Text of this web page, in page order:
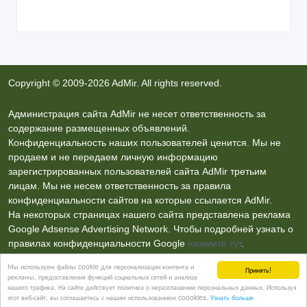
Принять!
Мы используем файлы cookie для персонализации контента и
рекламы, предоставления функций социальных сетей и анализа
нашего трафика. На сайте действует политика о неразглашении персональных данных. Используя
этот веб-сайт, вы соглашаетесь с нашим использованием coookies. Узнать больше
Copyright © 2009-2026 AdMir. All rights reserved.
Администрация сайта AdMir не несет ответственность за
содержание размещенных объявлений.
Конфиденциальность наших пользователей ценится. Мы не
продаем и не передаем личную информацию
зарегистрированных пользователей сайта AdMir третьим
лицам. Мы не несем ответственность за правила
конфиденциальности сайтов на которые ссылается AdMir.
На некоторых страницах нашего сайта представлена реклама
Google Adsense Advertising Network. Чтобы подробней узнать о
правилах конфиденциальности Google нажмите тут.
Контакты